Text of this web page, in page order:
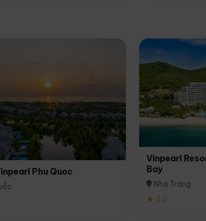
Phu Quoc
Vinpearl
Bay
Nha Trang
★ 5.0